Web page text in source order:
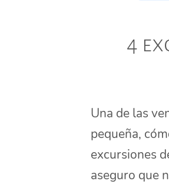
4
Una de las
pequeña,
excursiones
aseguro que